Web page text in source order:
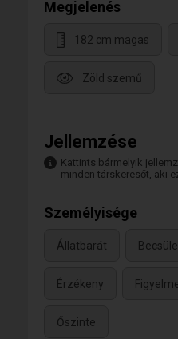
Megjelenés
182 cm magas
Zöld szemű
Jellemzése
Kattints bármelyik
minden társkeresőt, aki
Személyisége
Állatbarát
Érzékeny
Őszinte